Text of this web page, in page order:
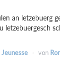
an letzebuerg
letzebuergesch
von